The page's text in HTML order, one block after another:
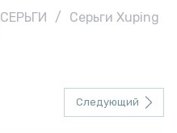
СЕРЬГИ /
Серьги Xuping
Следующий